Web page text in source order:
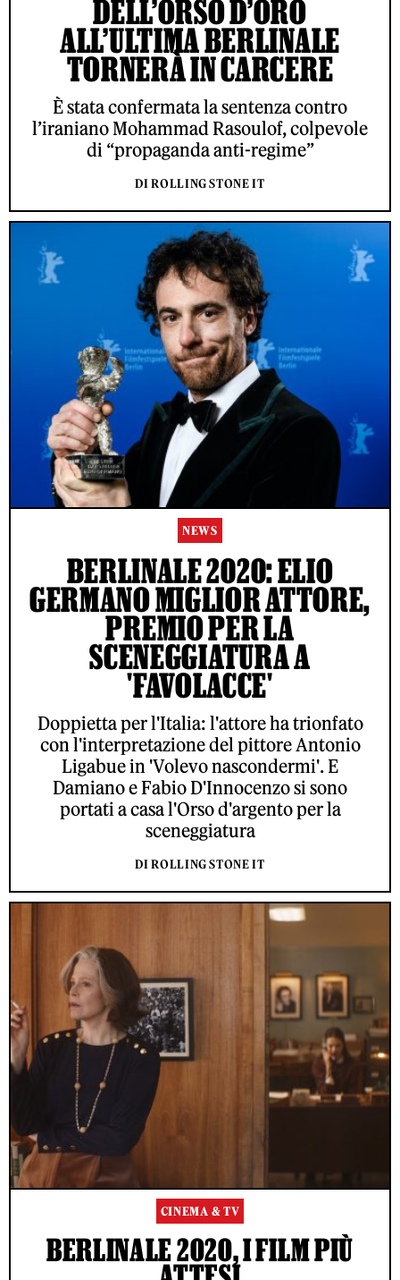
DELL’ORSO D’ORO
ALL’ULTIMA BERLINALE
TORNERÀ IN CARCERE
È stata confermata la sentenza contro
l’iraniano Mohammad Rasoulof, colpevole
di “propaganda anti-regime”
DI ROLLING STONE IT
NEWS
BERLINALE 2020: ELIO
GERMANO MIGLIOR ATTORE,
PREMIO PER LA
SCENEGGIATURA A
'FAVOLACCE'
Doppietta per l'Italia: l'attore ha trionfato
con l'interpretazione del pittore Antonio
Ligabue in 'Volevo nascondermi'. E
Damiano e Fabio D'Innocenzo si sono
portati a casa l'Orso d'argento per la
sceneggiatura
DI ROLLING STONE IT
CINEMA & TV
BERLINALE 2020, I FILM PIÙ